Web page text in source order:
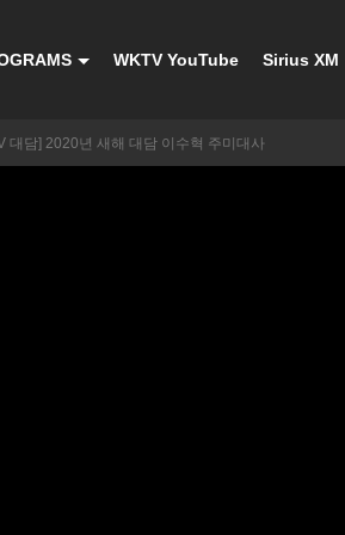
WKTV YouTube Sirius XM
대담] 2020년 새해 대담 이수혁 주미대사